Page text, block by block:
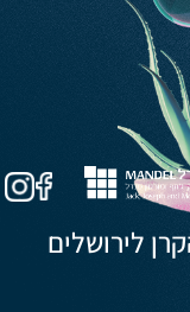
לירושלים